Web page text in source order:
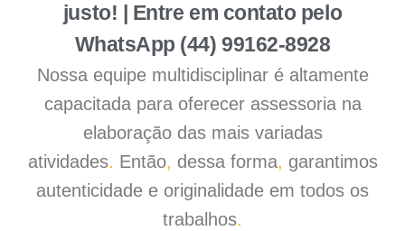
justo! | Entre em contato pelo
WhatsApp (44) 99162-8928
Nossa equipe multidisciplinar é altamente
capacitada para oferecer assessoria na
elaboração das mais variadas
atividades. Então, dessa forma, garantimos
autenticidade e originalidade em todos os
trabalhos.